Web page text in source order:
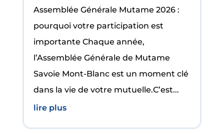
Assemblée Générale Mutame 2026 :
pourquoi votre participation est
importante Chaque année,
l’Assemblée Générale de Mutame
Savoie Mont-Blanc est un moment clé
dans la vie de votre mutuelle.C’est...
lire plus